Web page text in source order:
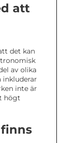
att
det kan
av olika
inkluderar
inte är
högt